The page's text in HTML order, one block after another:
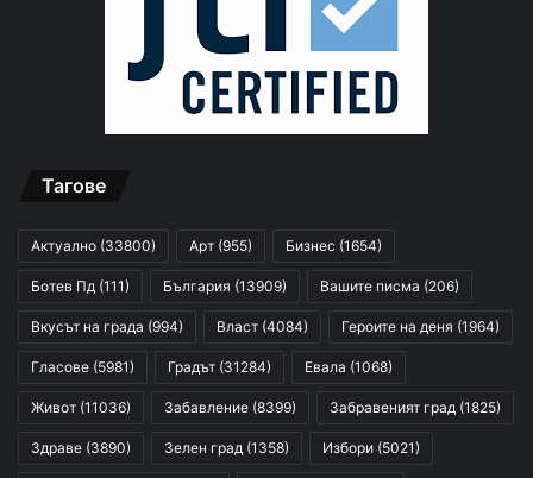
Тагове
Актуално (33800) Арт (955) Бизнес (1654)
Ботев Пд (111) България (13909) Вашите писма (206)
Вкусът на града (994) Власт (4084) Героите на деня (1964)
Гласове (5981) Градът (31284) Евала (1068)
Живот (11036) Забавление (8399) Забравеният град (1825)
Здраве (3890) Зелен град (1358) Избори (5021)